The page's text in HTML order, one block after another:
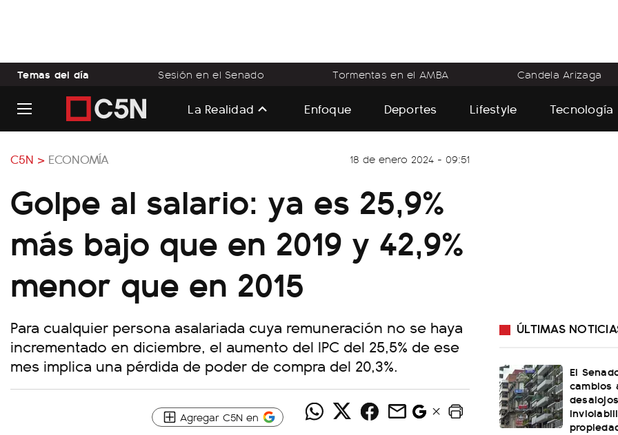
Temas del día Sesión en el Senado Tormentas en el AMBA Candela Arizaga
La Realidad Enfoque Deportes Lifestyle Tecnología
C5N > ECONOMÍA 18 de enero 2024 - 09:51
Golpe al salario: ya es 25,9%
más bajo que en 2019 y 42,9%
menor que en 2015
Para cualquier persona asalariada cuya remuneración no se haya
incrementado en diciembre, el aumento del IPC del 25,5% de ese
mes implica una pérdida de poder de compra del 20,3%.
Agregar C5N en
ÚLTIMAS
El
cambios